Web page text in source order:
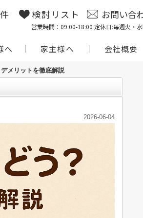
検討リスト お問い合
営業時間：09:00-18:00 定休日:毎週火・
へ 家主様へ 会社概要
メリットを徹底解説
2026-06-04